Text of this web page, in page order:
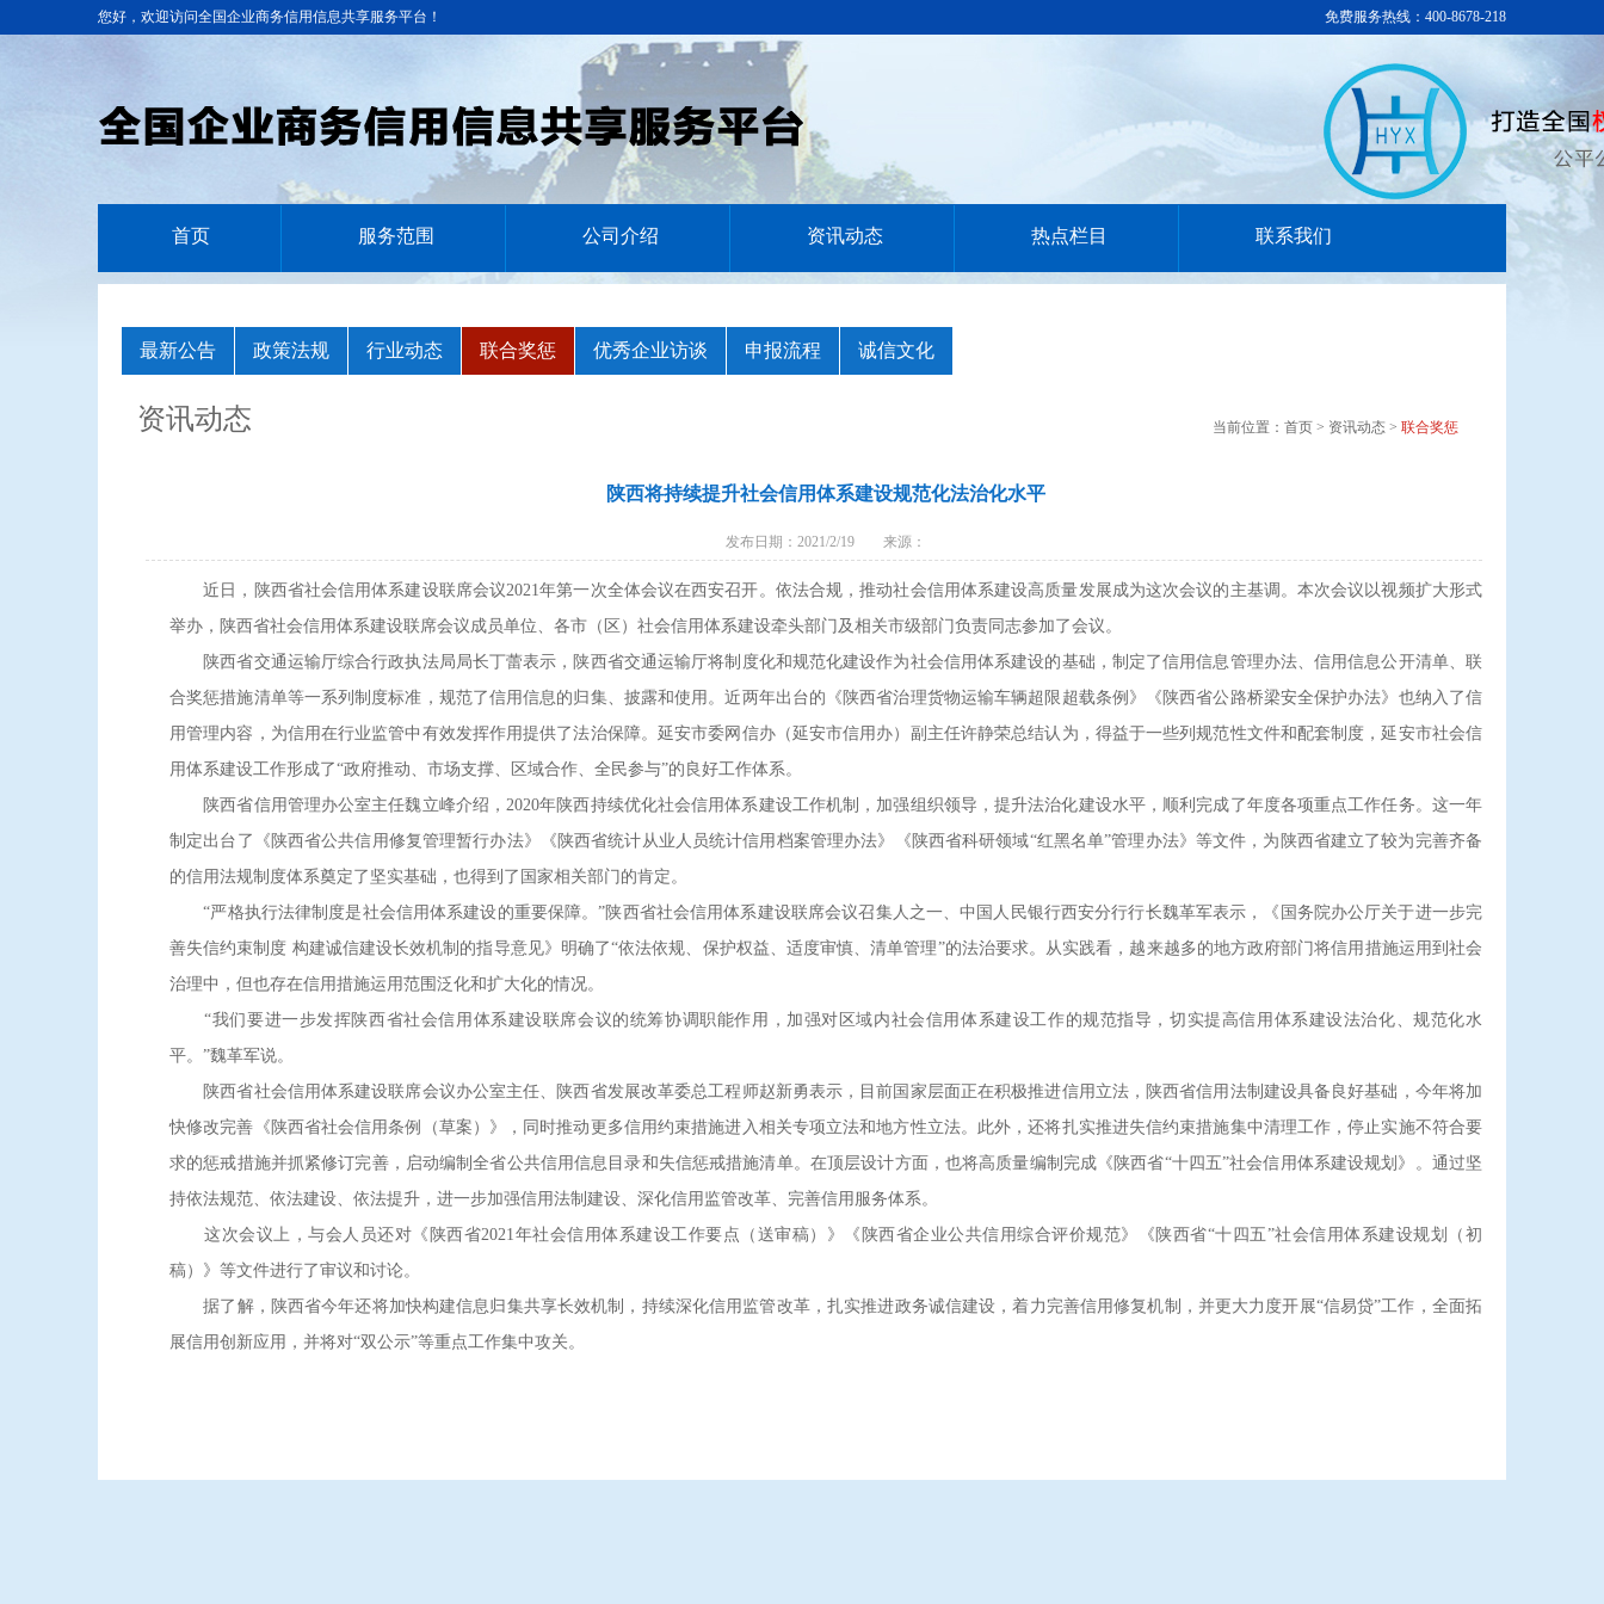
您好，欢迎访问全国企业商务信用信息共享服务平台！ 免费服务热线：400-8678-218
首页 服务范围 公司介绍 资讯动态 热点栏目 联系我们
最新公告 政策法规 行业动态 联合奖惩 优秀企业访谈 申报流程 诚信文化
资讯动态 当前位置：首页 > 资讯动态 > 联合奖惩
陕西将持续提升社会信用体系建设规范化法治化水平
发布日期：2021/2/19 来源：
近日，陕西省社会信用体系建设联席会议2021年第一次全体会议在西安召开。依法合规，推动社会信用体系建设高质量发展成为这次会议的主基调。本次会议以视频扩大形式
举办，陕西省社会信用体系建设联席会议成员单位、各市（区）社会信用体系建设牵头部门及相关市级部门负责同志参加了会议。
陕西省交通运输厅综合行政执法局局长丁蕾表示，陕西省交通运输厅将制度化和规范化建设作为社会信用体系建设的基础，制定了信用信息管理办法、信用信息公开清单、联
合奖惩措施清单等一系列制度标准，规范了信用信息的归集、披露和使用。近两年出台的《陕西省治理货物运输车辆超限超载条例》《陕西省公路桥梁安全保护办法》也纳入了信
用管理内容，为信用在行业监管中有效发挥作用提供了法治保障。延安市委网信办（延安市信用办）副主任许静荣总结认为，得益于一些列规范性文件和配套制度，延安市社会信
用体系建设工作形成了“政府推动、市场支撑、区域合作、全民参与”的良好工作体系。
陕西省信用管理办公室主任魏立峰介绍，2020年陕西持续优化社会信用体系建设工作机制，加强组织领导，提升法治化建设水平，顺利完成了年度各项重点工作任务。这一年
制定出台了《陕西省公共信用修复管理暂行办法》《陕西省统计从业人员统计信用档案管理办法》《陕西省科研领域“红黑名单”管理办法》等文件，为陕西省建立了较为完善齐备
的信用法规制度体系奠定了坚实基础，也得到了国家相关部门的肯定。
“严格执行法律制度是社会信用体系建设的重要保障。”陕西省社会信用体系建设联席会议召集人之一、中国人民银行西安分行行长魏革军表示，《国务院办公厅关于进一步完
善失信约束制度 构建诚信建设长效机制的指导意见》明确了“依法依规、保护权益、适度审慎、清单管理”的法治要求。从实践看，越来越多的地方政府部门将信用措施运用到社会
治理中，但也存在信用措施运用范围泛化和扩大化的情况。
“我们要进一步发挥陕西省社会信用体系建设联席会议的统筹协调职能作用，加强对区域内社会信用体系建设工作的规范指导，切实提高信用体系建设法治化、规范化水
平。”魏革军说。
陕西省社会信用体系建设联席会议办公室主任、陕西省发展改革委总工程师赵新勇表示，目前国家层面正在积极推进信用立法，陕西省信用法制建设具备良好基础，今年将加
快修改完善《陕西省社会信用条例（草案）》，同时推动更多信用约束措施进入相关专项立法和地方性立法。此外，还将扎实推进失信约束措施集中清理工作，停止实施不符合要
求的惩戒措施并抓紧修订完善，启动编制全省公共信用信息目录和失信惩戒措施清单。在顶层设计方面，也将高质量编制完成《陕西省“十四五”社会信用体系建设规划》。通过坚
持依法规范、依法建设、依法提升，进一步加强信用法制建设、深化信用监管改革、完善信用服务体系。
这次会议上，与会人员还对《陕西省2021年社会信用体系建设工作要点（送审稿）》《陕西省企业公共信用综合评价规范》《陕西省“十四五”社会信用体系建设规划（初
稿）》等文件进行了审议和讨论。
据了解，陕西省今年还将加快构建信息归集共享长效机制，持续深化信用监管改革，扎实推进政务诚信建设，着力完善信用修复机制，并更大力度开展“信易贷”工作，全面拓
展信用创新应用，并将对“双公示”等重点工作集中攻关。